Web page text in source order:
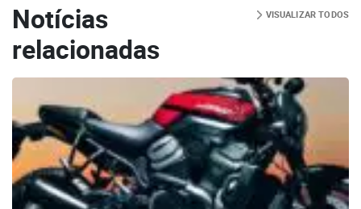
Notícias
relacionadas
VISUALIZAR TODOS